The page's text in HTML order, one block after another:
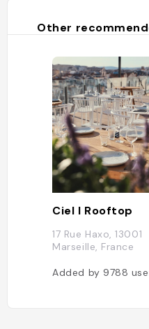
Other
Ciel l Rooftop
17 Rue Haxo, 13001
Marseille, France
Added by 9788